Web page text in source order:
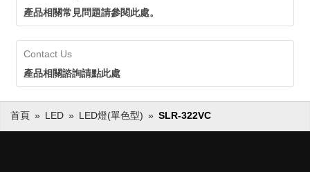
產品相關常見問題請參閱此處。
Contact Us
產品相關諮詢請點此處
首頁 LED LED燈(單色型) SLR-322VC